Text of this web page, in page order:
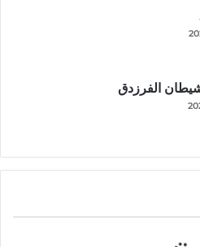
الفرزدق